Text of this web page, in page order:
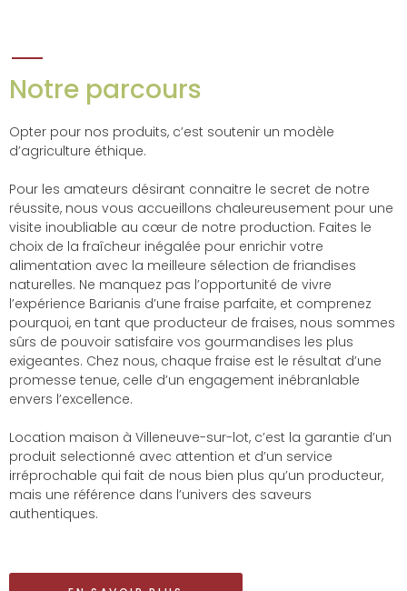
Notre parcours
Opter pour nos produits, c’est soutenir un modèle
d’agriculture éthique.
Pour les amateurs désirant connaitre le secret de notre
réussite, nous vous accueillons chaleureusement pour une
visite inoubliable au cœur de notre production. Faites le
choix de la fraîcheur inégalée pour enrichir votre
alimentation avec la meilleure sélection de friandises
naturelles. Ne manquez pas l’opportunité de vivre
l’expérience Barianis d’une fraise parfaite, et comprenez
pourquoi, en tant que producteur de fraises, nous sommes
sûrs de pouvoir satisfaire vos gourmandises les plus
exigeantes. Chez nous, chaque fraise est le résultat d’une
promesse tenue, celle d’un engagement inébranlable
envers l’excellence.
Location maison à Villeneuve-sur-lot, c’est la garantie d’un
produit selectionné avec attention et d’un service
irréprochable qui fait de nous bien plus qu’un producteur,
mais une référence dans l’univers des saveurs
authentiques.